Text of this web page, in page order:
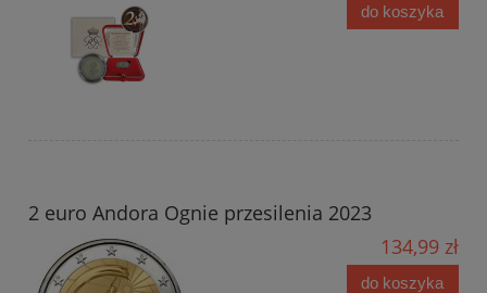
do koszyka
2 euro Andora Ognie przesilenia 2023
134,99 zł
do koszyka